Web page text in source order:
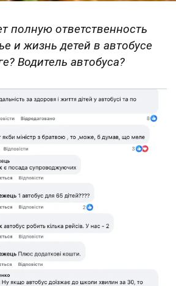
полную ответственность
и жизнь детей в автобусе
Водитель автобуса?